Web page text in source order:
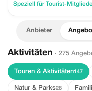
Speziell für Tourist-
Anbieter
Aktivitäten · 275
Touren & Aktivitäten147
Natur & Parks28